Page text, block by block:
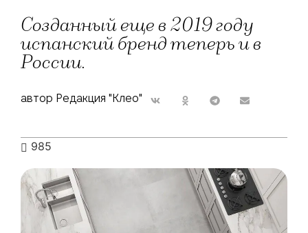
Созданный еще в 2019 году
испанский бренд теперь и в
России.
автор Редакция "Клео"
985